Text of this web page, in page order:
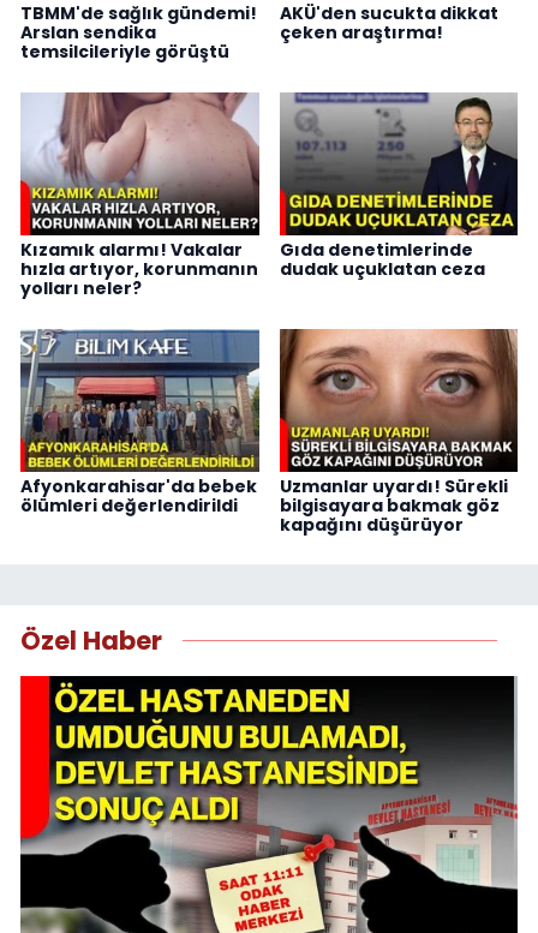
TBMM'de sağlık gündemi!
Arslan sendika
temsilcileriyle görüştü
AKÜ'den sucukta dikkat
çeken araştırma!
Kızamık alarmı! Vakalar
hızla artıyor, korunmanın
yolları neler?
Gıda denetimlerinde
dudak uçuklatan ceza
Afyonkarahisar'da bebek
ölümleri değerlendirildi
Uzmanlar uyardı! Sürekli
bilgisayara bakmak göz
kapağını düşürüyor
Özel Haber